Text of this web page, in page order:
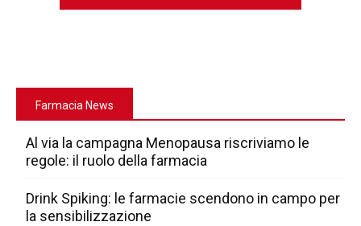
Farmacia News
Al via la campagna Menopausa riscriviamo le
regole: il ruolo della farmacia
Drink Spiking: le farmacie scendono in campo per
la sensibilizzazione